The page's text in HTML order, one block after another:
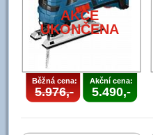
AKCE
UKONČENA
Běžná cena:
5.976,-
Akční cena:
5.490,-